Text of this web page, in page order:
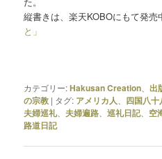
縦書きは、楽天KOBOにもて
と」
カテゴリー:Hakusan Creation 、出
の宗教 | タグ: アメリカ人 四国八十
夫婦巡礼、夫婦遍路 、巡礼日記、 空
路道日記